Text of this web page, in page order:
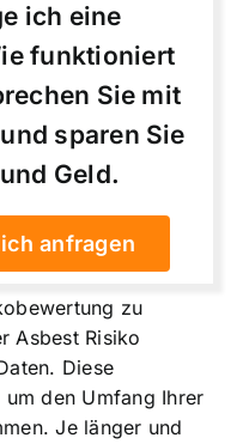
ich eine
funktioniert
Sie mit
sparen Sie
Geld.
anfragen
zu
Asbest Risiko
Diese
den Umfang Ihrer
Je länger und